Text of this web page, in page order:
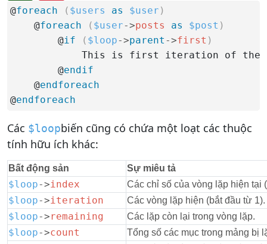
@foreach ( $users as $user )
    @
foreach ( $user->posts as $post )
        @
if ( $loop->parent ->first )
            This is first iteration of the
        @
endif
    @
endforeach
@endforeach
Các $loopbiến cũng có chứa một loạt các thuộc
tính hữu ích khác:
Bất động sản Sự miêu tả
$loop->index Các chỉ số của vòng lặp hiện tại
$loop->iteration Các vòng lặp hiện (bắt đầu từ 1).
$loop->remaining Các lặp còn lại trong vòng lặp.
$loop->count Tổng số các mục trong mảng bị